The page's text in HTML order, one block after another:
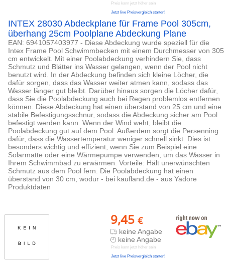
Preis kann jetzt höher sein
Jetzt live Preisvergleich starten!
INTEX 28030 Abdeckplane für Frame Pool 305cm,
überhang 25cm Poolplane Abdeckung Plane
EAN: 6941057403977 - Diese Abdeckung wurde speziell für die
Intex Frame Pool Schwimmbecken mit einem Durchmesser von 305
cm entwickelt. Mit einer Poolabdeckung verhindern Sie, dass
Schmutz und Blätter ins Wasser gelangen, wenn der Pool nicht
benutzt wird. In der Abdeckung befinden sich kleine Löcher, die
dafür sorgen, dass das Wasser weiter atmen kann, sodass das
Wasser länger gut bleibt. Darüber hinaus sorgen die Löcher dafür,
dass Sie die Poolabdeckung auch bei Regen problemlos entfernen
können. Diese Abdeckung hat einen überstand von 25 cm und eine
stabile Befestigungsschnur, sodass die Abdeckung sicher am Pool
befestigt werden kann. Wenn der Wind weht, bleibt die
Poolabdeckung gut auf dem Pool. Außerdem sorgt die Persenning
dafür, dass die Wassertemperatur weniger schnell sinkt. Dies ist
besonders wichtig und effizient, wenn Sie zum Beispiel eine
Solarmatte oder eine Wärmepumpe verwenden, um das Wasser in
Ihrem Schwimmbad zu erwärmen. Vorteile: Hält unerwünschten
Schmutz aus dem Pool fern. Die Poolabdeckung hat einen
überstand von 30 cm, wodur - bei kaufland.de - aus Yadore
Produktdaten
9,45 €
keine Angabe
keine Angabe
Preis kann jetzt höher sein
Jetzt live Preisvergleich starten!